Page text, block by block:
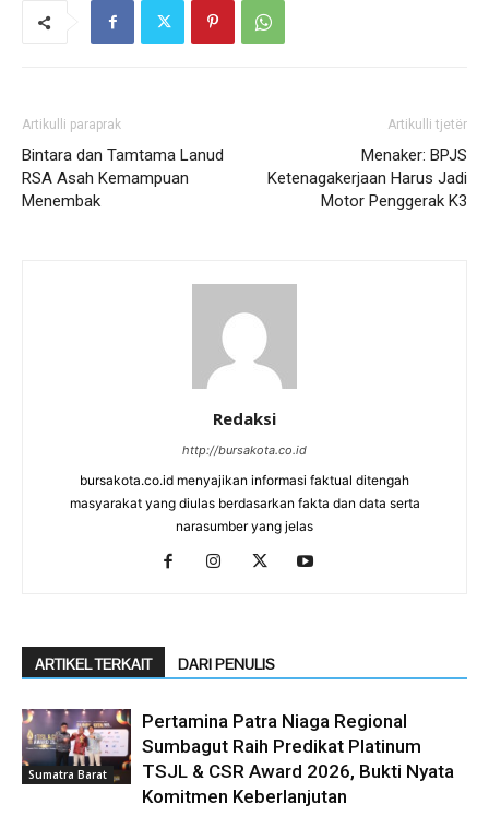
Artikulli paraprak
Bintara dan Tamtama Lanud
RSA Asah Kemampuan
Menembak
Artikulli tjetër
Menaker: BPJS
Ketenagakerjaan Harus Jadi
Motor Penggerak K3
Redaksi
http://bursakota.co.id
bursakota.co.id menyajikan informasi faktual ditengah
masyarakat yang diulas berdasarkan fakta dan data serta
narasumber yang jelas
ARTIKEL TERKAIT DARI PENULIS
Sumatra Barat
Pertamina Patra Niaga Regional
Sumbagut Raih Predikat Platinum
TSJL & CSR Award 2026, Bukti Nyata
Komitmen Keberlanjutan